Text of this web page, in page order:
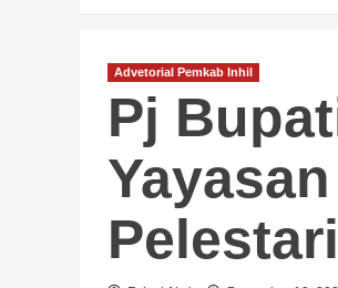
Advetorial Pemkab Inhil
Pj